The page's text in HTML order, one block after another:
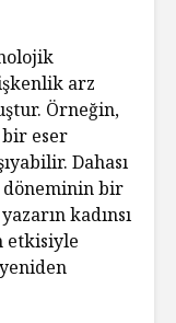
arz
Örneğin,
bir eser
Dahası
döneminin bir
kadınsı
etkisiyle